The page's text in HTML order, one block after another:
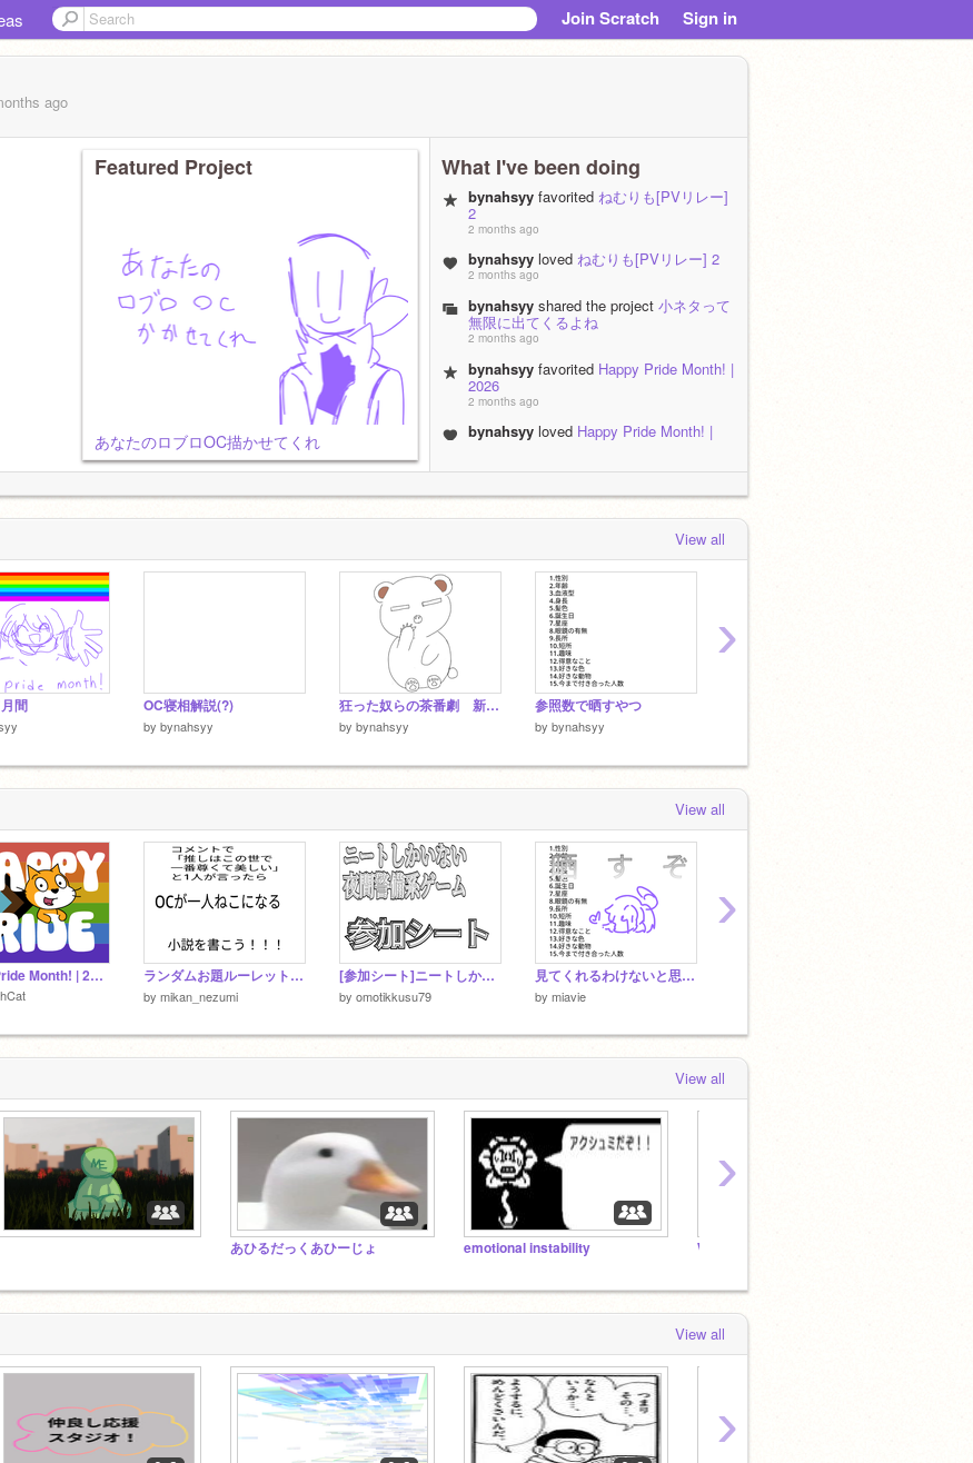
Join Scratch Sign in
ago
Featured Project
あなたのロブロOC描かせてくれ
What I've been doing
bynahsyy favorited ねむりも[PVリレー]
2
2 months ago
bynahsyy loved ねむりも[PVリレー] 2
2 months ago
bynahsyy shared the project 小ネタって
無限に出てくるよね
2 months ago
bynahsyy favorited Happy Pride Month! |
2026
2 months ago
bynahsyy loved Happy Pride Month! |
bynahsyyfavoritedランダムお題ルーレ
View all
間 OC寝相解説(?)
by bynahsyy
狂った奴らの茶番劇 新しい仲間
by bynahsyy
参照数で晒すやつ
by bynahsyy
›
View all
Happy Pride Month! | 2026 ランダムお題ルーレット remix-2
by mikan_nezumi
[参加シート]ニートしかいない夜間警備系ゲーム
by omotikkusu79
見てくれるわけないと思うけど晒しまっせ
by miavie
›
View all
あひるだっくあひーじょ emotional instability Weoだけのなんでもスタジオ
›
View all
›